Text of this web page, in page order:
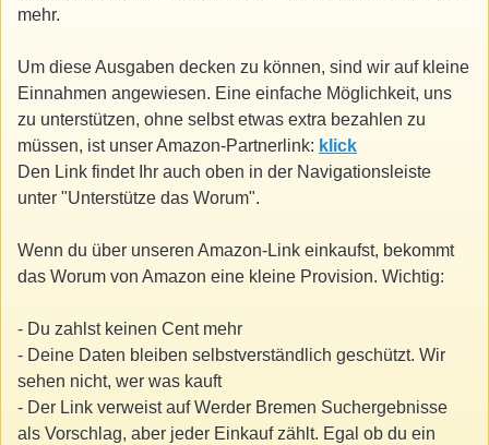
mehr.
Um diese Ausgaben decken zu können, sind wir auf kleine
Einnahmen angewiesen. Eine einfache Möglichkeit, uns
zu unterstützen, ohne selbst etwas extra bezahlen zu
müssen, ist unser Amazon-Partnerlink: klick
Den Link findet Ihr auch oben in der Navigationsleiste
unter "Unterstütze das Worum".
Wenn du über unseren Amazon-Link einkaufst, bekommt
das Worum von Amazon eine kleine Provision. Wichtig:
- Du zahlst keinen Cent mehr
- Deine Daten bleiben selbstverständlich geschützt. Wir
sehen nicht, wer was kauft
- Der Link verweist auf Werder Bremen Suchergebnisse
als Vorschlag, aber jeder Einkauf zählt. Egal ob du ein